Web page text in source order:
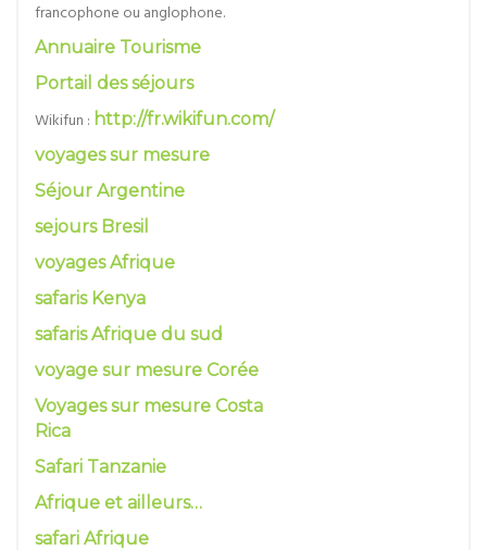
francophone ou anglophone.
Annuaire Tourisme
Portail des séjours
Wikifun : http://fr.wikifun.com/
voyages sur mesure
Séjour Argentine
sejours Bresil
voyages Afrique
safaris Kenya
safaris Afrique du sud
voyage sur mesure Corée
Voyages sur mesure Costa
Rica
Safari Tanzanie
Afrique et ailleurs…
safari Afrique